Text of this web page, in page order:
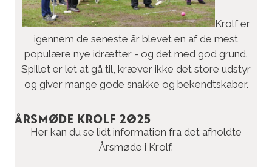
Krolf er
igennem de seneste år blevet en af de mest
populære nye idrætter - og det med god grund.
Spillet er let at gå til, kræver ikke det store udstyr
og giver mange gode snakke og bekendtskaber.
Årsmøde Krolf 2025
Her kan du se lidt information fra det afholdte
Årsmøde i Krolf.